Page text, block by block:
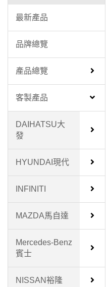
最新產品
品牌總覽
產品總覽
客製產品
DAIHATSU大
發
HYUNDAI現代
INFINITI
MAZDA馬自達
Mercedes-Benz
賓士
NISSAN裕隆